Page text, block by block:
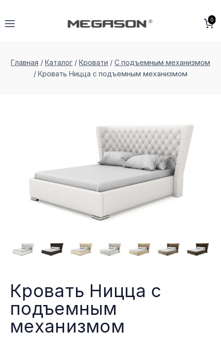
0
Главная / Каталог / Кровати / С подъемным механизмом
/ Кровать Ницца с подъемным меxанизмом
Кровать Ницца с
подъемным
меxанизмом